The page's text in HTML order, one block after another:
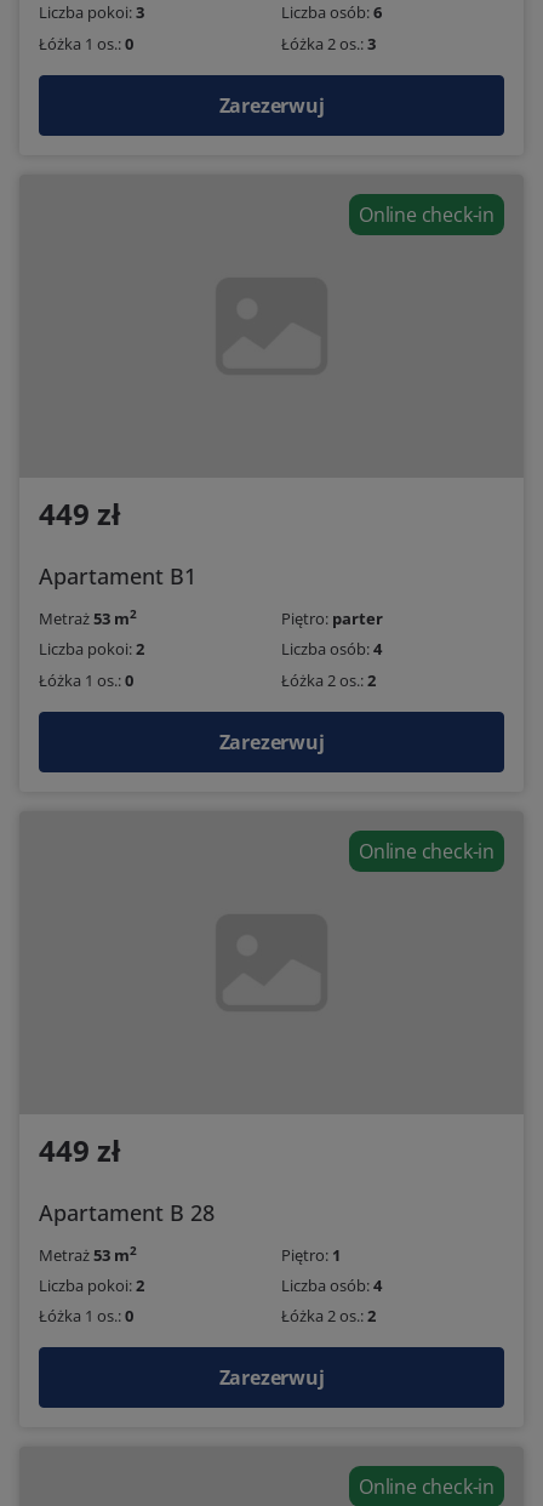
Liczba pokoi:3 Liczba osób:6
Łóżka 1 os.:0 Łóżka 2 os.:3
Zarezerwuj
Online check-in
449 zł
Apartament B1
Metraż53 m2 Piętro: parter
Liczba pokoi:2 Liczba osób:4
Łóżka 1 os.:0 Łóżka 2 os.:2
Zarezerwuj
Online check-in
449 zł
Apartament B 28
Metraż53 m2 Piętro: 1
Liczba pokoi:2 Liczba osób:4
Łóżka 1 os.:0 Łóżka 2 os.:2
Zarezerwuj
Online check-in